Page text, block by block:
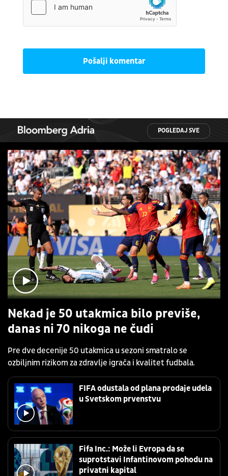
Pošalji komentar
POGLEDAJ SVE
Nekad je 50 utakmica bilo previše,
danas ni 70 nikoga ne čudi
Pre dve decenije 50 utakmica u sezoni smatralo se
ozbiljnim rizikom za zdravlje igrača i kvalitet fudbala.
FIFA odustala od plana prodaje udela
u Svetskom prvenstvu
Fifa Inc.: Može li Evropa da se
suprotstavi Infantinovom pohodu na
privatni kapital